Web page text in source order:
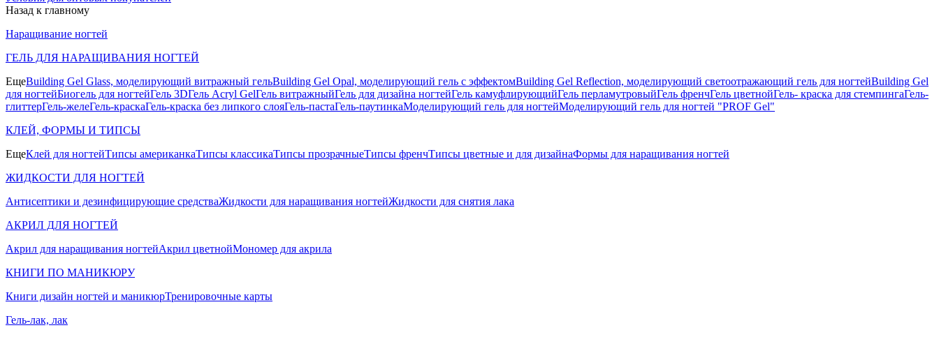
Назад к главному
Наращивание ногтей
ГЕЛЬ ДЛЯ НАРАЩИВАНИЯ НОГТЕЙ
ЕщеBuilding Gel Glass, моделирующий витражный гельBuilding Gel Opal, моделирующий гель с эффектомBuilding Gel Reflection, моделирующий светоотражающий гель для ногтейBuilding Gel
для ногтейБиогель для ногтейГель 3DГель Acryl GelГель витражныйГель для дизайна ногтейГель камуфлирующийГель перламутровыйГель френчГель цветнойГель- краска для стемпингаГель-
глиттерГель-желеГель-краскаГель-краска без липкого слояГель-пастаГель-паутинкаМоделирующий гель для ногтейМоделирующий гель для ногтей "PROF Gel"
КЛЕЙ, ФОРМЫ И ТИПСЫ
ЕщеКлей для ногтейТипсы американкаТипсы классикаТипсы прозрачныеТипсы френчТипсы цветные и для дизайнаФормы для наращивания ногтей
ЖИДКОСТИ ДЛЯ НОГТЕЙ
Антисептики и дезинфицирующие средстваЖидкости для наращивания ногтейЖидкости для снятия лака
АКРИЛ ДЛЯ НОГТЕЙ
Акрил для наращивания ногтейАкрил цветнойМономер для акрила
КНИГИ ПО МАНИКЮРУ
Книги дизайн ногтей и маникюрТренировочные карты
Гель-лак, лак